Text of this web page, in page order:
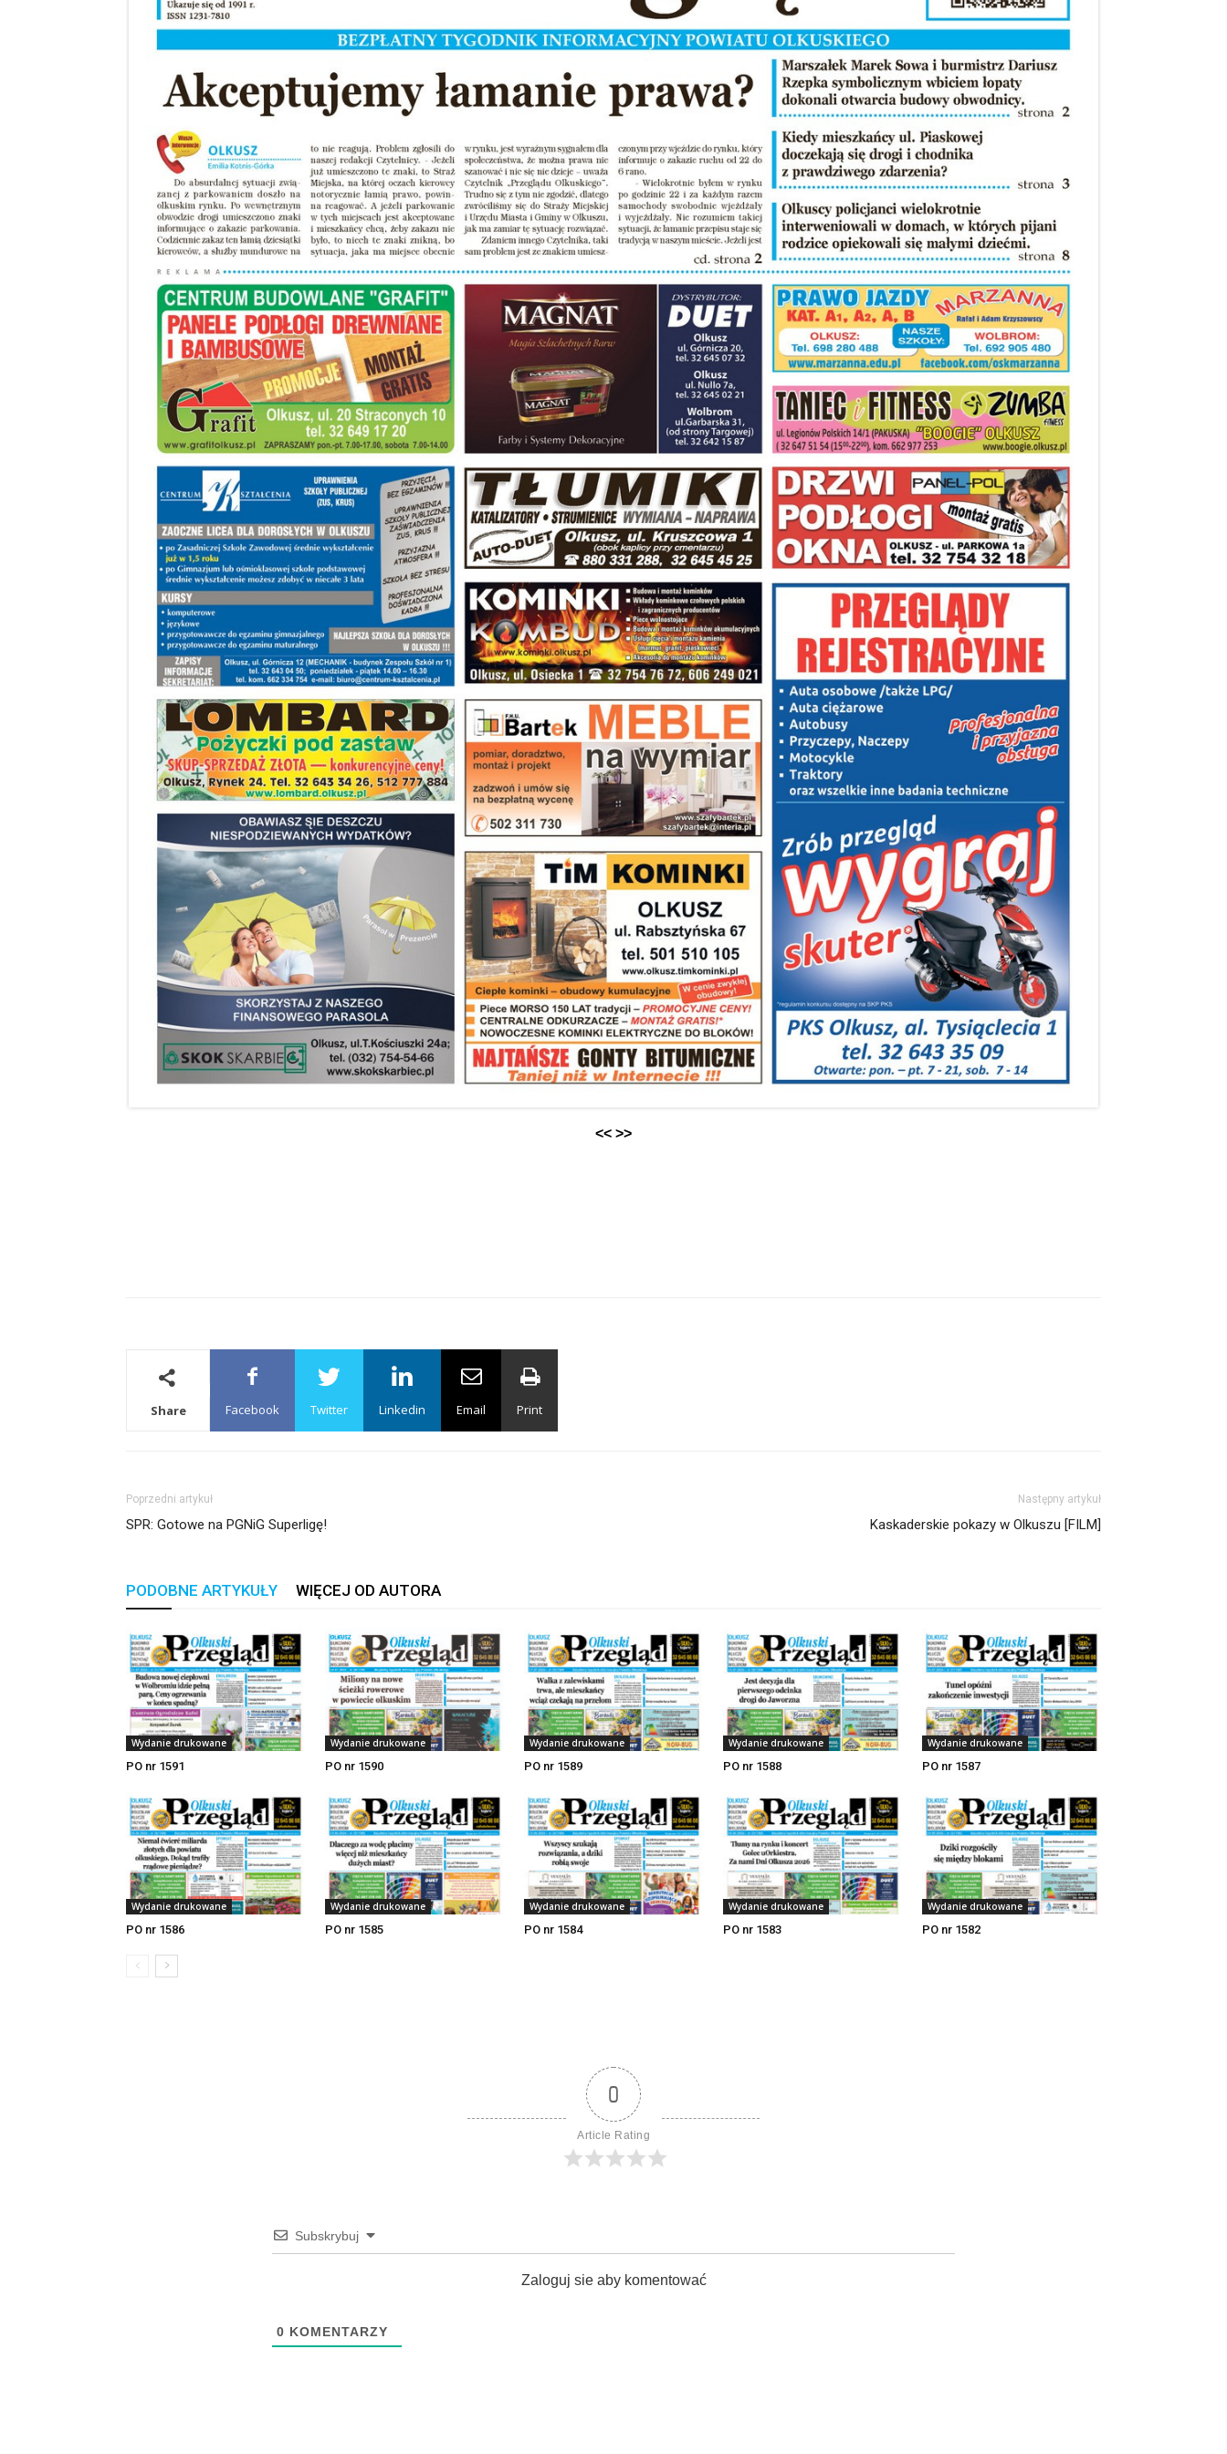
Share Facebook Twitter Linkedin Email Print
Poprzedni artykuł
SPR: Gotowe na PGNiG Superligę!
Następny artykuł
Kaskaderskie pokazy w Olkuszu [FILM]
PODOBNE ARTYKUŁY WIĘCEJ OD AUTORA
Wydanie drukowane
PO nr 1591
Wydanie drukowane
PO nr 1590
Wydanie drukowane
PO nr 1589
Wydanie drukowane
PO nr 1588
Wydanie drukowane
PO nr 1587
Wydanie drukowane
PO nr 1586
Wydanie drukowane
PO nr 1585
Wydanie drukowane
PO nr 1584
Wydanie drukowane
PO nr 1583
Wydanie drukowane
PO nr 1582
0
Article Rating
Subskrybuj
Zaloguj sie aby komentować
0 KOMENTARZY